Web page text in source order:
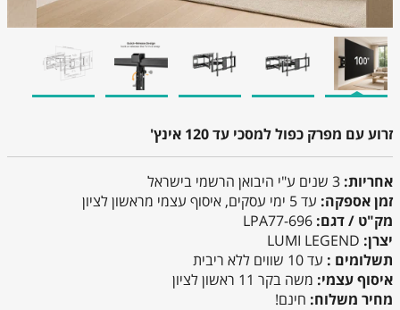
זרוע עם מפרק כפול למסכי עד 120 אינץ'
אחריות: 3 שנים ע"י היבואן הרשמי בישראל
זמן אספקה: עד 5 ימי עסקים, איסוף עצמי מראשון לציון
מק"ט / דגם: LPA77-696
יצרן: LUMI LEGEND
תשלומים : עד 10 שווים ללא ריבית
איסוף עצמי: משה בקר 11 ראשון לציון
מחיר משלוח: חינם!